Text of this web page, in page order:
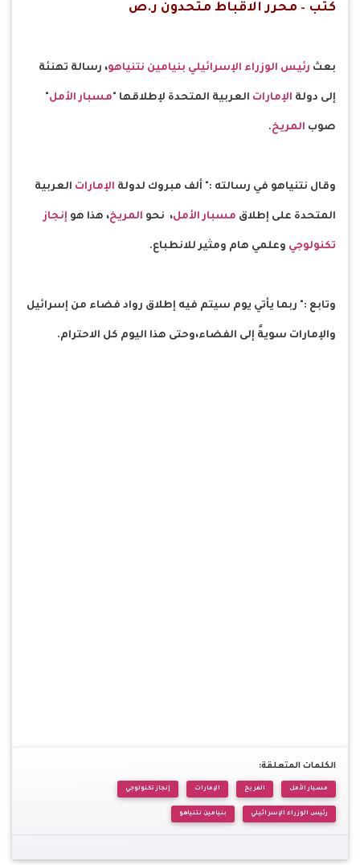
كتب – محرر الاقباط متحدون ر.ص
بعث رئيس الوزراء الإسرائيلي بنيامين نتنياهو، رسالة تهنئة
إلى دولة الإمارات العربية المتحدة لإطلاقها "مسبار الأمل"
صوب المريخ.
وقال نتنياهو في رسالته :" ألف مبروك لدولة الإمارات العربية
المتحدة على إطلاق مسبار الأمل، نحو المريخ، هذا هو إنجاز
تكنولوجي وعلمي هام ومثير للانطباع.
وتابع :" ربما يأتي يوم سيتم فيه إطلاق رواد فضاء من إسرائيل
والإمارات سويةً إلى الفضاء،وحتى هذا اليوم كل الاحترام.
الكلمات المتعلقة:
مسبار الأمل المريخ الإمارات إنجاز تكنولوجي
رئيس الوزراء الإسرائيلي بنيامين نتنياهو